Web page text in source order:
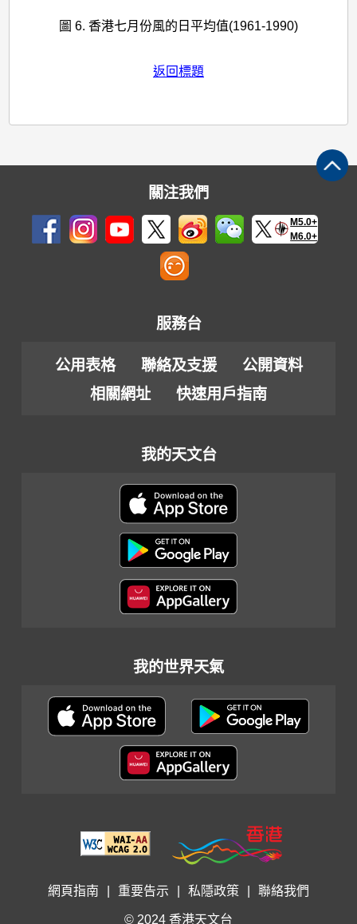
圖 6. 香港七月份風的日平均值(1961-1990)
返回標題
關注我們
M5.0+
M6.0+
服務台
公用表格 聯絡及支援
公開資料
相關網址
快速用戶指南
我的天文台
我的世界天氣
網頁指南 重要告示 私隱政策 聯絡我們
© 2024 香港天文台